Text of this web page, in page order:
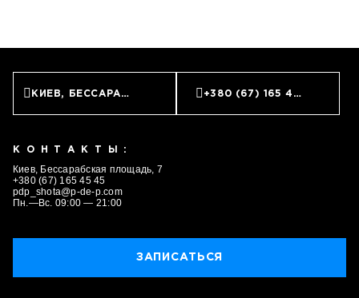
КИЕВ, БЕССАРАБСКАЯ ПЛОЩАДЬ, 7 +380 (67) 165 45 45
КОНТАКТЫ:
Киев, Бессарабская площадь, 7
+380 (67) 165 45 45
pdp_shota@p-de-p.com
Пн.—Вс. 09:00 — 21:00
ЗАПИСАТЬСЯ
ЗАПИСАТЬСЯ